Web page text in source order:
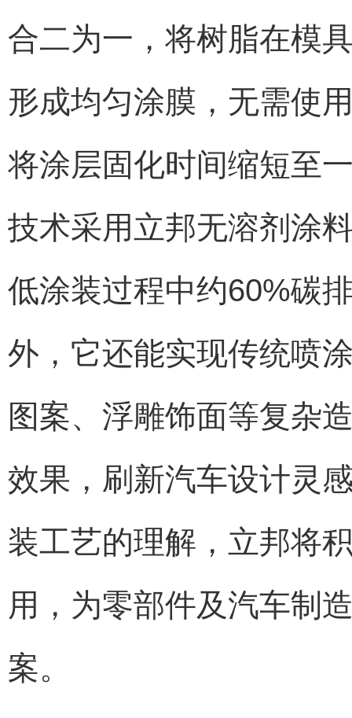
合二为一，将树脂在模
形成均匀涂膜，无需使
将涂层固化时间缩短至
技术采用立邦无溶剂涂
低涂装过程中约60%碳
外，它还能实现传统喷
图案、浮雕饰面等复杂
效果，刷新汽车设计灵
装工艺的理解，立邦将
用，为零部件及汽车制
案。